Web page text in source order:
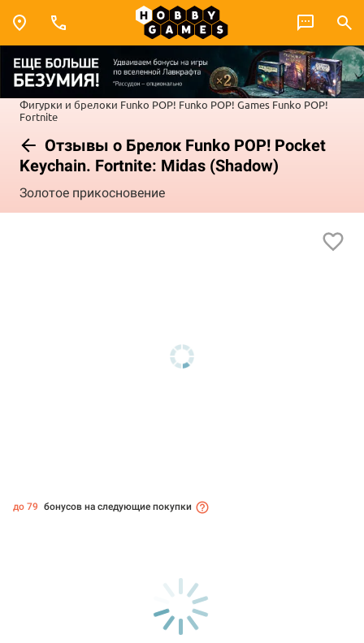
Фигурки и брелоки Funko POP! Funko POP! Games Funko POP!
Fortnite
Отзывы о Брелок Funko POP! Pocket
Keychain. Fortnite: Midas (Shadow)
Золотое прикосновение
до 79 бонусов на следующие покупки